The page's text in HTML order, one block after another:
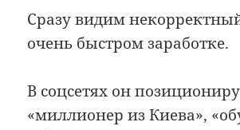
Сразу видим
очень быстром заработке.
В соцсетях он
«миллионер из Киева»,